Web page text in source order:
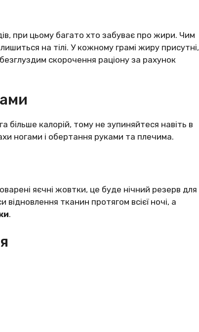
при цьому багато хто забуває про жири. Чим
на тілі. У кожному грамі жиру присутні,
скорочення раціону за рахунок
калорій, тому не зупиняйтеся навіть в
ногами і обертання руками та плечима.
яєчні жовтки, це буде нічний резерв для
тканин протягом всієї ночі, а
.